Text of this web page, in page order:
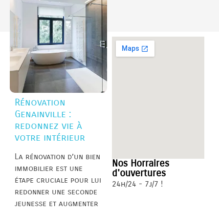
Rénovation
Genainville :
redonnez vie à
votre intérieur
La rénovation d’un bien
immobilier est une
étape cruciale pour lui
redonner une seconde
jeunesse et augmenter
Nos Horraires
d'ouvertures
24h/24 - 7j/7 !